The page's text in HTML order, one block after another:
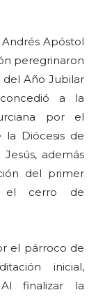
Apóstol
peregrinaron
Año Jubilar
a la
por el
la Diócesis de
además
del primer
el cerro de
el párroco de
inicial,
finalizar la